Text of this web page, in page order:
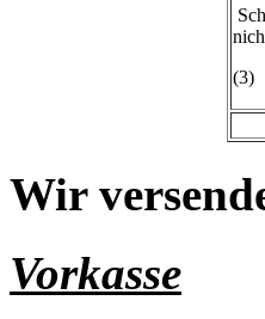
(3)
Wir
Vorkasse